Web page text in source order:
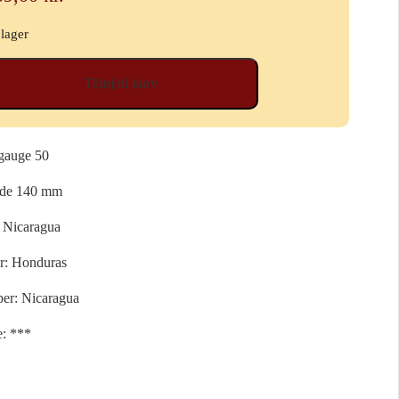
Tilføj til kurv
50
140 mm
Honduras
Nicaragua
***